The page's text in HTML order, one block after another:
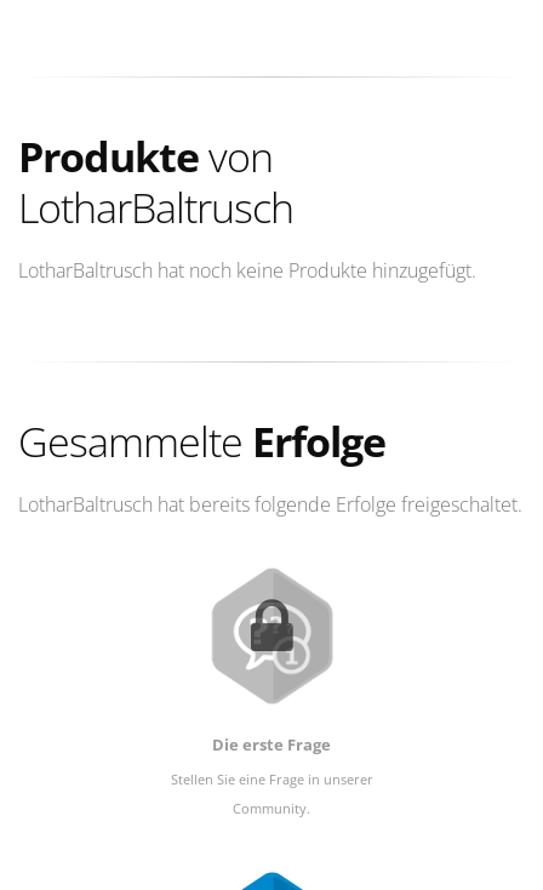
Produktevon
LotharBaltrusch
LotharBaltrusch hat noch keine Produkte hinzugefügt.
Gesammelte Erfolge
LotharBaltrusch hat bereits folgende Erfolge freigeschaltet.
Die erste Frage
Stellen Sie eine Frage in unserer
Community.